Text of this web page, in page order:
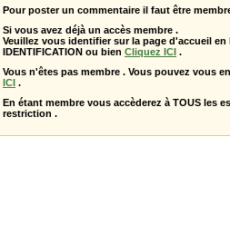
Pour poster un commentaire il faut être
Si vous avez déjà un accès membre .
Veuillez vous identifier sur la page d'accueil
IDENTIFICATION ou bien Cliquez ICI .
Vous n'êtes pas membre . Vous pouvez vous
ICI .
En étant membre vous accèderez à TOUS les
restriction .